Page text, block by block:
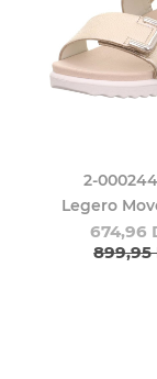
2-
Legero
674,96
899,95